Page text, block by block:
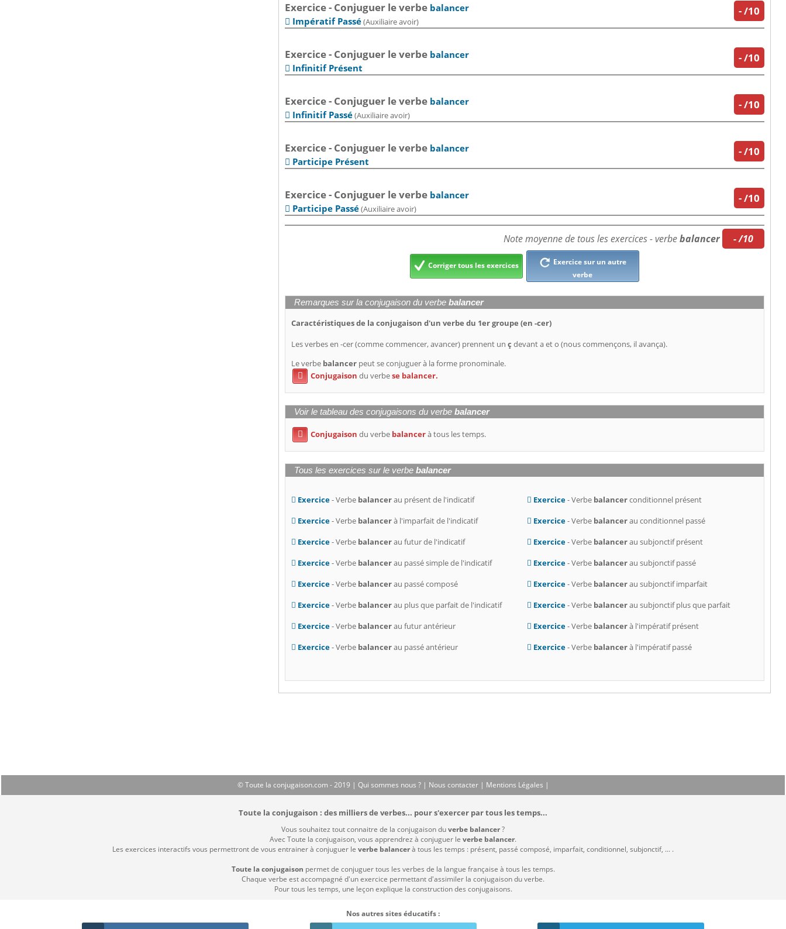
-/10
Exercice - Conjuguer le verbe balancer
 Impératif Passé(Auxiliaire avoir)
-/10
Exercice - Conjuguer le verbe balancer
 Infinitif Présent
-/10
Exercice - Conjuguer le verbe balancer
 Infinitif Passé(Auxiliaire avoir)
-/10
Exercice - Conjuguer le verbe balancer
 Participe Présent
-/10
Exercice - Conjuguer le verbe balancer
 Participe Passé(Auxiliaire avoir)
Note moyenne de tous les exercices - verbebalancer - /10
Corriger tous les exercices
Exercice sur un autre
verbe
Remarques sur la conjugaison du verbebalancer
Caractéristiques de la conjugaison d'un verbe du 1er groupe (en -cer)
Les verbes en -cer (comme commencer, avancer) prennent unç devant a et o (nous commençons, il avança).
Le verbe balancer peut se conjuguer à la forme pronominale.
 Conjugaison du verbese balancer.
Voir le tableau des conjugaisons du verbebalancer
 Conjugaison du verbe balancerà tous les temps.
Tous les exercices sur le verbebalancer
Exercice- Verbe balancerau présent de l'indicatif
Exercice- Verbe balancerà l'imparfait de l'indicatif
Exercice- Verbe balancerau futur de l'indicatif
Exercice- Verbe balancerau passé simple de l'indicatif
Exercice- Verbe balancerau passé composé
Exercice- Verbe balancerau plus que parfait de l'indicatif
Exercice- Verbe balancerau futur antérieur
Exercice- Verbe balancerau passé antérieur
Exercice- Verbe balancerconditionnel présent
Exercice- Verbe balancerau conditionnel passé
Exercice- Verbe balancerau subjonctif présent
Exercice- Verbe balancerau subjonctif passé
Exercice- Verbe balancerau subjonctif imparfait
Exercice- Verbe balancerau subjonctif plus que parfait
Exercice- Verbe balancerà l'impératif présent
Exercice- Verbe balancerà l'impératif passé
© Toute la conjugaison.com - 2019 | Qui sommes nous ? | Nous contacter | Mentions Légales |
Toute la conjugaison : des milliers de verbes... pour s'exercer par tous les temps...
Vous souhaitez tout connaitre de la conjugaison duverbe balancer?
Avec Toute la conjugaison, vous apprendrez à conjuguer le verbe balancer.
Les exercices interactifs vous permettront de vous entrainer à conjuguer le verbe balancerà tous les temps : présent, passé composé, imparfait, conditionnel, subjonctif, ... .
Toute la conjugaison permet de conjuguer tous les verbes de la langue française à tous les temps.
Chaque verbe est accompagné d'un exercice permettant d'assimiler la conjugaison du verbe.
Pour tous les temps, une leçon explique la construction des conjugaisons.
Nos autres sites éducatifs :